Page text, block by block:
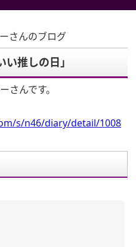
さんのブログ
推しの日」
さんです。
s/n46/diary/detail/1008